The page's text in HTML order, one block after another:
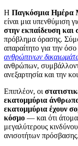
Η Παγκόσμια Ημέρα
είναι μια υπενθύμιση
στην εκπαίδευση και
πρόβλημα όρασης.
απαραίτητο για την
ανθρώπινων
ανθρώπων,
ανεξαρτησία και την
Επιπλέον, οι
εκατομμύρια
εκατομμύρια έχουν
κόσμο — και ότι άτομα
μεγαλύτερους
ανισοτήτων πρόσβασης.